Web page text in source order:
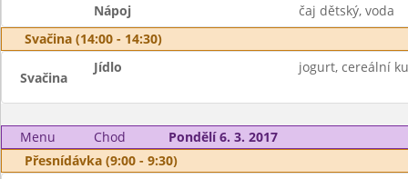
Nápoj
čaj dětský, voda
Svačina (14:00 - 14:30)
Svačina
Jídlo jogurt, cereální
Menu Chod
Pondělí 6. 3. 2017
Přesnídávka (9:00 - 9:30)